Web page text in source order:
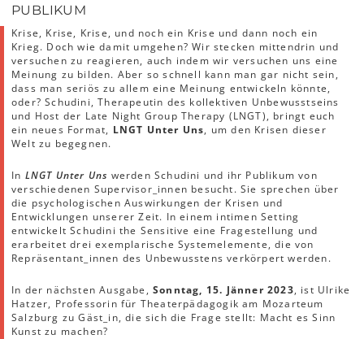
PUBLIKUM
Krise, Krise, Krise, und noch ein Krise und dann noch ein
Krieg. Doch wie damit umgehen? Wir stecken mittendrin und
versuchen zu reagieren, auch indem wir versuchen uns eine
Meinung zu bilden. Aber so schnell kann man gar nicht sein,
dass man seriös zu allem eine Meinung entwickeln könnte,
oder? Schudini, Therapeutin des kollektiven Unbewusstseins
und Host der Late Night Group Therapy (LNGT), bringt euch
ein neues Format, LNGT Unter Uns, um den Krisen dieser
Welt zu begegnen.
In LNGT Unter Uns werden Schudini und ihr Publikum von
verschiedenen Supervisor_innen besucht. Sie sprechen über
die psychologischen Auswirkungen der Krisen und
Entwicklungen unserer Zeit. In einem intimen Setting
entwickelt Schudini the Sensitive eine Fragestellung und
erarbeitet drei exemplarische Systemelemente, die von
Repräsentant_innen des Unbewusstens verkörpert werden.
In der nächsten Ausgabe, Sonntag, 15. Jänner 2023, ist Ulrike
Hatzer, Professorin für Theaterpädagogik am Mozarteum
Salzburg zu Gäst_in, die sich die Frage stellt: Macht es Sinn
Kunst zu machen?